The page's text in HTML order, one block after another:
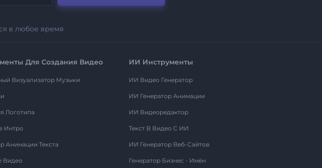
в любое время
Для Создания Видео
Визуализатор Музыки
Логотипа
Интро
Анимации Текста
Видео
ИИ Инструменты
ИИ Видео Генератор
ИИ Генератор Анимации
ИИ Видеоредактор
Текст В Видео С ИИ
ИИ Генератор Веб-Сайтов
Генератор Бизнес - Имён